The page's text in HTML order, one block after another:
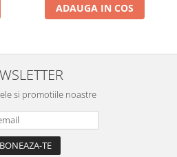
ADAUGA IN COS
si promotiile noastre